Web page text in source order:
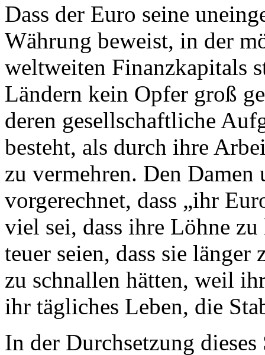
Dass der Euro seine
Währung beweist, in der
weltweiten Finanzkapitals
Ländern kein Opfer groß
deren gesellschaftliche
besteht, als durch ihre
zu vermehren. Den
vorgerechnet, dass „ihr
viel sei, dass ihre Löhne
teuer seien, dass sie
zu schnallen hätten, weil
ihr tägliches Leben, die
In der Durchsetzung